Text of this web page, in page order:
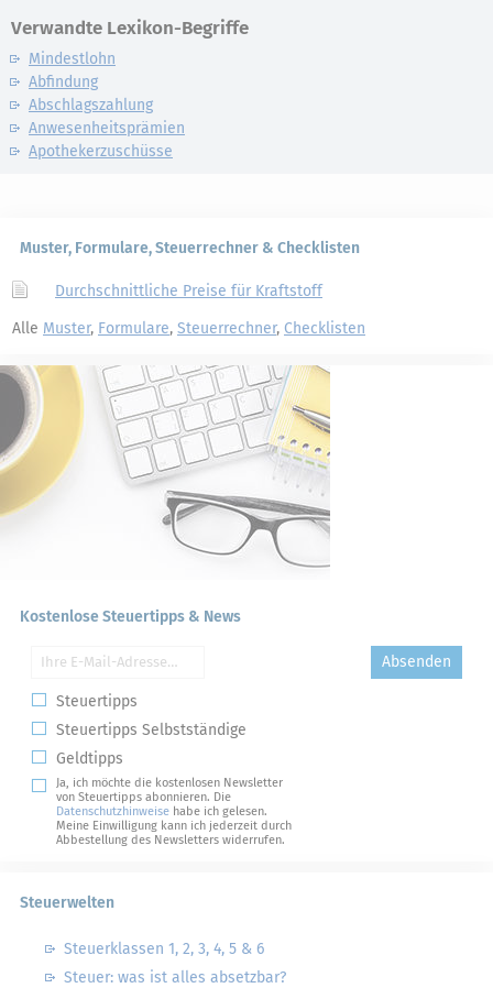
Verwandte Lexikon-Begriffe
Mindestlohn
Abfindung
Abschlagszahlung
Anwesenheitsprämien
Apothekerzuschüsse
Muster, Formulare, Steuerrechner & Checklisten
Durchschnittliche Preise für Kraftstoff
Alle Muster, Formulare, Steuerrechner, Checklisten
Kostenlose Steuertipps & News
Absenden
Steuertipps
Steuertipps Selbstständige
Geldtipps
Ja, ich möchte die kostenlosen Newsletter
von Steuertipps abonnieren. Die
Datenschutzhinweise habe ich gelesen.
Meine Einwilligung kann ich jederzeit durch
Abbestellung des Newsletters widerrufen.
Steuerwelten
Steuerklassen 1, 2, 3, 4, 5 & 6
Steuer: was ist alles absetzbar?